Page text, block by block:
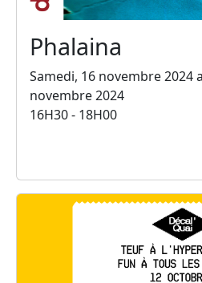
Phalaina
Samedi, 16 novembre 2024
novembre 2024
16H30 - 18H00